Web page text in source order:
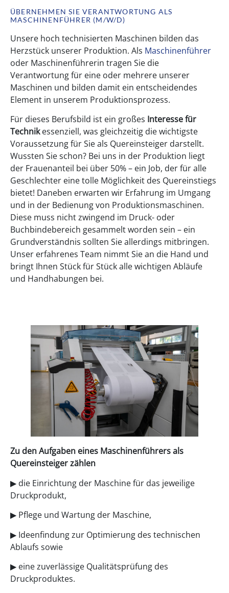
ÜBERNEHMEN SIE VERANTWORTUNG ALS
MASCHINENFÜHRER (M/W/D)
Unsere hoch technisierten Maschinen bilden das
Herzstück unserer Produktion. Als Maschinenführer
oder Maschinenführerin tragen Sie die
Verantwortung für eine oder mehrere unserer
Maschinen und bilden damit ein entscheidendes
Element in unserem Produktionsprozess.
Für dieses Berufsbild ist ein großes Interesse für
Technikessenziell, was gleichzeitig die wichtigste
Voraussetzung für Sie als Quereinsteiger darstellt.
Wussten Sie schon? Bei uns in der Produktion liegt
der Frauenanteil bei über 50% – ein Job, der für alle
Geschlechter eine tolle Möglichkeit des Quereinstiegs
bietet! Daneben erwarten wir Erfahrung im Umgang
und in der Bedienung von Produktionsmaschinen.
Diese muss nicht zwingend im Druck- oder
Buchbindebereich gesammelt worden sein – ein
Grundverständnis sollten Sie allerdings mitbringen.
Unser erfahrenes Team nimmt Sie an die Hand und
bringt Ihnen Stück für Stück alle wichtigen Abläufe
und Handhabungen bei.
Zu den Aufgaben eines Maschinenführers als
Quereinsteiger zählen
▶‍️ die Einrichtung der Maschine für das jeweilige
Druckprodukt,
▶‍️ Pflege und Wartung der Maschine,
▶‍️ Ideenfindung zur Optimierung des technischen
Ablaufs sowie
▶‍️ eine zuverlässige Qualitätsprüfung des
Druckproduktes.